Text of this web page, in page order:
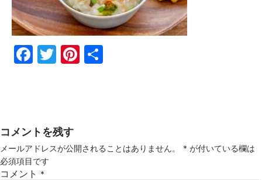
Fac
Twi
Pin
コメントを残す
メールアドレスが公開されることはありません。 * が付いている欄は
必須項目です
コメント *